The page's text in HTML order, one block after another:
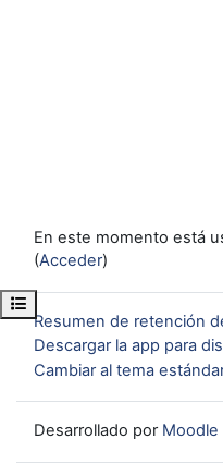
Abrir índice del curso
En este momento está
(Acceder)
Resumen de retención
Descargar la app para
Cambiar al tema
Desarrollado por Moodle